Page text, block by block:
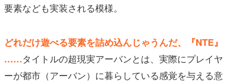
要素なども実装される模様。
どれだけ遊べる要素を詰め込んじゃうんだ、『NTE』
……タイトルの超現実アーバンとは、実際にプレイヤ
ーが都市（アーバン）に暮らしている感覚を与える意